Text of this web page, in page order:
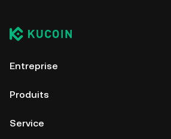
Entreprise
Produits
Service